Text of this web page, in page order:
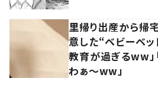
里帰り出産から帰
意した“ベビーベ
教育が過ぎるww」
わぁ～ww」